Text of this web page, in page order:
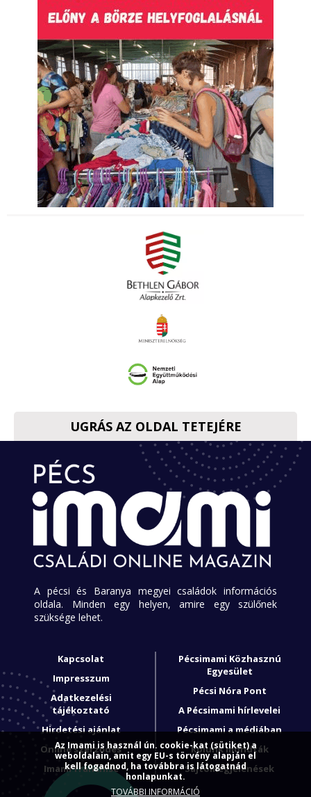
UGRÁS AZ OLDAL TETEJÉRE
A pécsi és Baranya megyei családok információs
oldala. Minden egy helyen, amire egy szülőnek
szüksége lehet.
Kapcsolat
Impresszum
Adatkezelési
tájékoztató
Hirdetési ajánlat
Online szerződés
Imami franchise
Pécsimami Közhasznú
Egyesület
Pécsi Nóra Pont
A Pécsimami hírlevelei
Pécsimami a médiában
Rólunk mondták
Sajtómegjelenések
Az Imami is használ ún. cookie-kat (sütiket) a
weboldalain, amit egy EU-s törvény alapján el
kell fogadnod, ha továbbra is látogatnád
honlapunkat.
TOVÁBBI INFORMÁCIÓ